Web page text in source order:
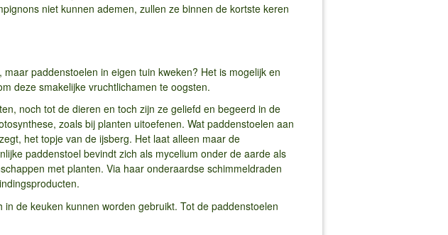
niet kunnen ademen, zullen ze binnen de kortste keren
paddenstoelen in eigen tuin kweken? Het is mogelijk en
deze smakelijke vruchtlichamen te oogsten.
noch tot de dieren en toch zijn ze geliefd en begeerd in de
zoals bij planten uitoefenen. Wat paddenstoelen aan
het topje van de ijsberg. Het laat alleen maar de
paddenstoel bevindt zich als mycelium onder de aarde als
met planten. Via haar onderaardse schimmeldraden
de keuken kunnen worden gebruikt. Tot de paddenstoelen